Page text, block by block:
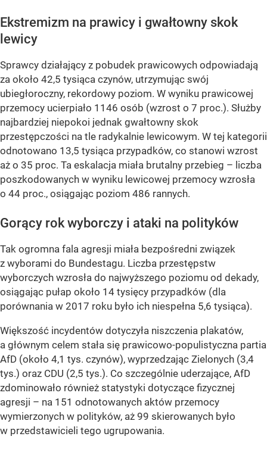
Ekstremizm na prawicy i gwałtowny skok
lewicy
Sprawcy działający z pobudek prawicowych odpowiadają
za około 42,5 tysiąca czynów, utrzymując swój
ubiegłoroczny, rekordowy poziom. W wyniku prawicowej
przemocy ucierpiało 1146 osób (wzrost o 7 proc.). Służby
najbardziej niepokoi jednak gwałtowny skok
przestępczości na tle radykalnie lewicowym. W tej kategorii
odnotowano 13,5 tysiąca przypadków, co stanowi wzrost
aż o 35 proc. Ta eskalacja miała brutalny przebieg – liczba
poszkodowanych w wyniku lewicowej przemocy wzrosła
o 44 proc., osiągając poziom 486 rannych.
Gorący rok wyborczy i ataki na polityków
Tak ogromna fala agresji miała bezpośredni związek
z wyborami do Bundestagu. Liczba przestępstw
wyborczych wzrosła do najwyższego poziomu od dekady,
osiągając pułap około 14 tysięcy przypadków (dla
porównania w 2017 roku było ich niespełna 5,6 tysiąca).
Większość incydentów dotyczyła niszczenia plakatów,
a głównym celem stała się prawicowo-populistyczna partia
AfD (około 4,1 tys. czynów), wyprzedzając Zielonych (3,4
tys.) oraz CDU (2,5 tys.). Co szczególnie uderzające, AfD
zdominowało również statystyki dotyczące fizycznej
agresji – na 151 odnotowanych aktów przemocy
wymierzonych w polityków, aż 99 skierowanych było
w przedstawicieli tego ugrupowania.